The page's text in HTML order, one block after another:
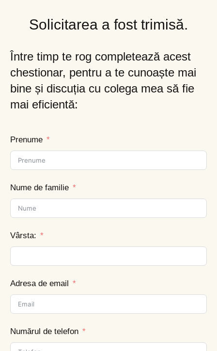
Solicitarea a fost trimisă.
Între timp te rog completează acest
chestionar, pentru a te cunoaște mai
bine și discuția cu colega mea să fie
mai eficientă:
Prenume
Nume de familie
Vârsta:
Adresa de email
Numărul de telefon